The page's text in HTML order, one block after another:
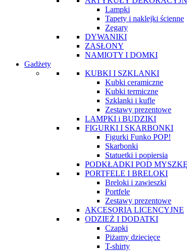
Lampki
Tapety i naklejki ścienne
Zegary
DYWANIKI
ZASŁONY
NAMIOTY I DOMKI
Gadżety
KUBKI I SZKLANKI
Kubki ceramiczne
Kubki termiczne
Szklanki i kufle
Zestawy prezentowe
LAMPKI i BUDZIKI
FIGURKI I SKARBONKI
Figurki Funko POP!
Skarbonki
Statuetki i popiersia
PODKŁADKI POD MYSZKĘ
PORTFELE I BRELOKI
Breloki i zawieszki
Portfele
Zestawy prezentowe
AKCESORIA LICENCYJNE
ODZIEŻ I DODATKI
Czapki
Piżamy dziecięce
T-shirty